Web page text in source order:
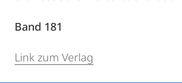
Band 181
Link zum Verlag